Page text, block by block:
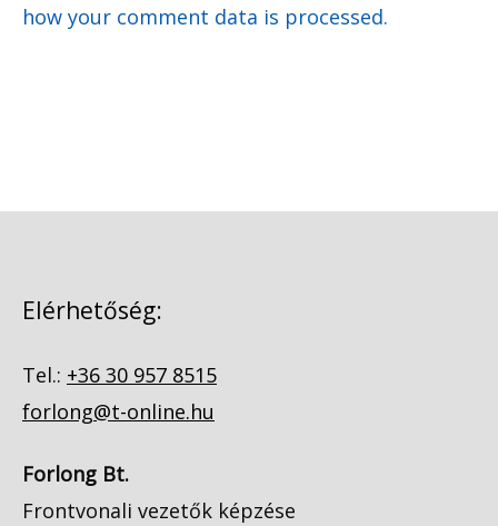
how your comment data is processed.
Elérhetőség:
Tel.: +36 30 957 8515
forlong@t-online.hu
Forlong Bt.
Frontvonali vezetők képzése